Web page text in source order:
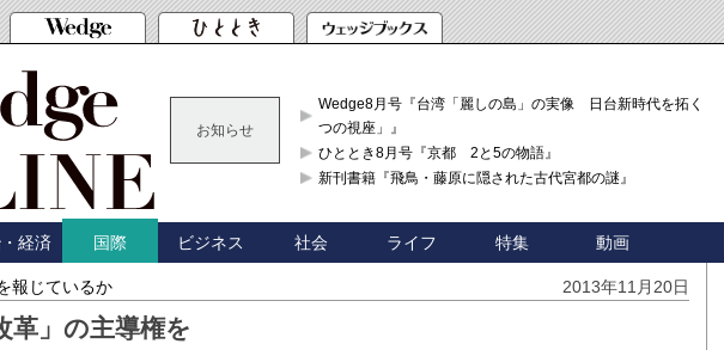
お知らせ
Wedge8月号『台湾「麗しの島」の実像 日台新時代を拓く「3
つの視座」』
ひととき8月号『京都 2と5の物語』
新刊書籍『飛鳥・藤原に隠された古代宮都の謎』
経済 国際 ビジネス 社会 ライフ 特集 動画
報じているか 2013年11月20日
革」の主導権を